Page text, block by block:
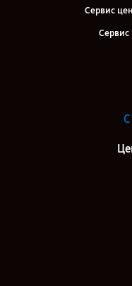
Сервис
Сервис